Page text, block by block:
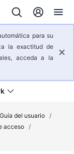
para su
la exactitud de
acceda a la
Guía del usuario /
acceso /